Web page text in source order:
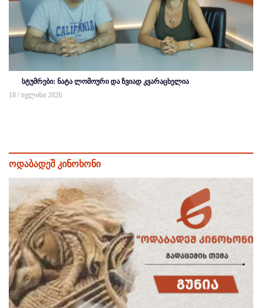
სტუმრები: ნატა ლომოური და ზვიად კვარაცხელია
18 / ივლისი 2026
ოდაბადეშ კინოხონი